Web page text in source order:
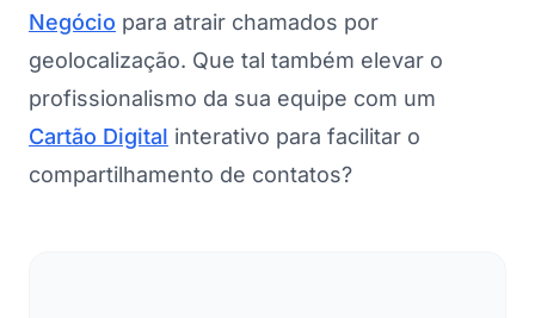
Negócio para atrair chamados por
geolocalização. Que tal também elevar o
profissionalismo da sua equipe com um
Cartão Digital interativo para facilitar o
compartilhamento de contatos?